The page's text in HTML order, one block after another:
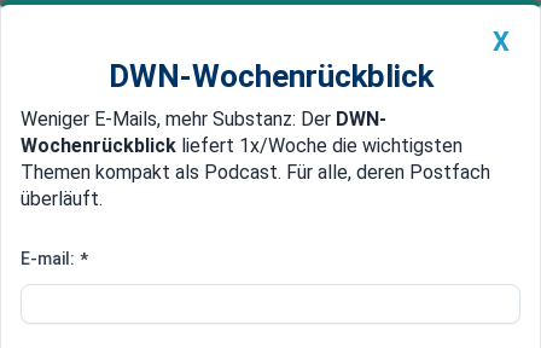
Newsticker MEIN DWN: Geldanlage Premium
Edelmetalle DWN-Magazin China
Bis zu 40 Millionen Dollar
Apple bekommt Konkurrenz auf
dem Wearables-Markt
X
DWN-Wochenrückblick
Weniger E-Mails, mehr Substanz: Der DWN-
Wochenrückblick liefert 1x/Woche die wichtigsten
Themen kompakt als Podcast. Für alle, deren Postfach
überläuft.
E-mail: *